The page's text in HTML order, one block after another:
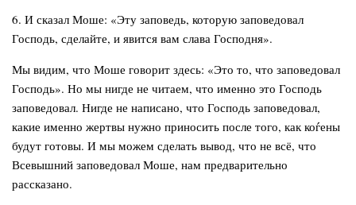
6. И сказал Моше: «Эту заповедь, которую заповедовал
Господь, сделайте, и явится вам слава Господня».
Мы видим, что Моше говорит здесь: «Это то, что заповедовал
Господь». Но мы нигде не читаем, что именно это Господь
заповедовал. Нигде не написано, что Господь заповедовал,
какие именно жертвы нужно приносить после того, как коѓены
будут готовы. И мы можем сделать вывод, что не всё, что
Всевышний заповедовал Моше, нам предварительно
рассказано.